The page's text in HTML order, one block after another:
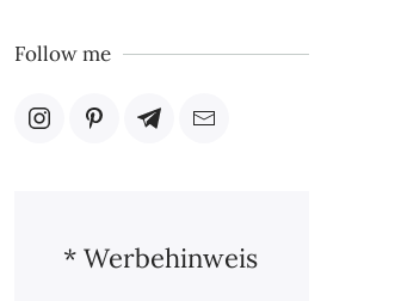
Follow me
* Werbehinweis